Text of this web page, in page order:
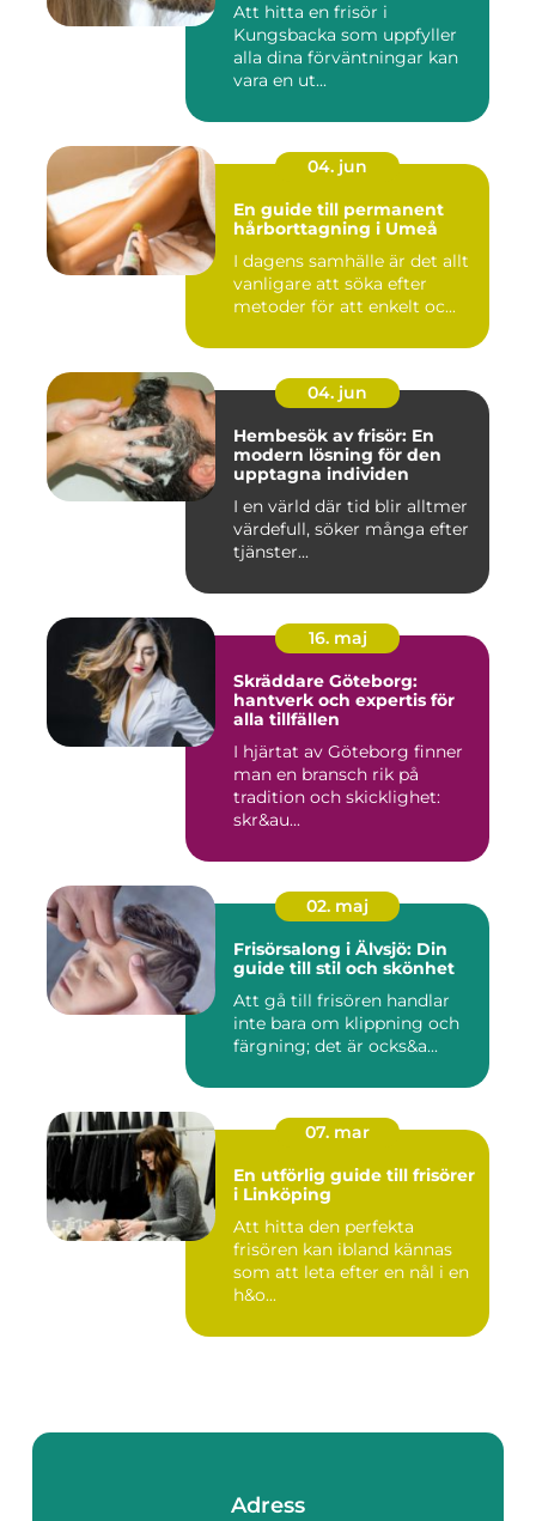
Att hitta en frisör i
Kungsbacka som uppfyller
alla dina förväntningar kan
vara en ut...
04. jun
En guide till permanent
hårborttagning i Umeå
I dagens samhälle är det allt
vanligare att söka efter
metoder för att enkelt oc...
04. jun
Hembesök av frisör: En
modern lösning för den
upptagna individen
I en värld där tid blir alltmer
värdefull, söker många efter
tjänster...
16. maj
Skräddare Göteborg:
hantverk och expertis för
alla tillfällen
I hjärtat av Göteborg finner
man en bransch rik på
tradition och skicklighet:
skr&au...
02. maj
Frisörsalong i Älvsjö: Din
guide till stil och skönhet
Att gå till frisören handlar
inte bara om klippning och
färgning; det är ocks&a...
07. mar
En utförlig guide till frisörer
i Linköping
Att hitta den perfekta
frisören kan ibland kännas
som att leta efter en nål i en
h&o...
Adress